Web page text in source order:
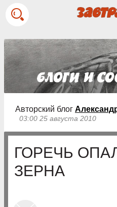
Авторский блог
03:00 25 августа 2010
ГОРЕЧЬ
ЗЕРНА